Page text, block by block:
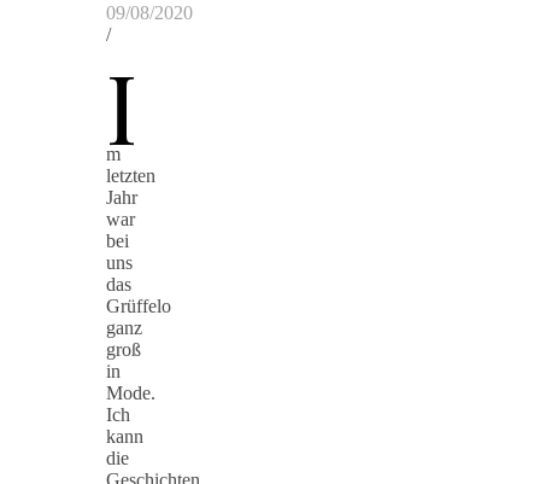
09/08/2020
/
I
m
letzten
Jahr
war
bei
uns
das
Grüffelo
ganz
groß
in
Mode.
Ich
kann
die
Geschichten